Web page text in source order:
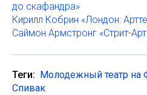
до скафандра»
Кирилл Кобрин «Лондон:
Саймон Армстронг «Стрит-
Теги: Молодежный театр на
Спивак